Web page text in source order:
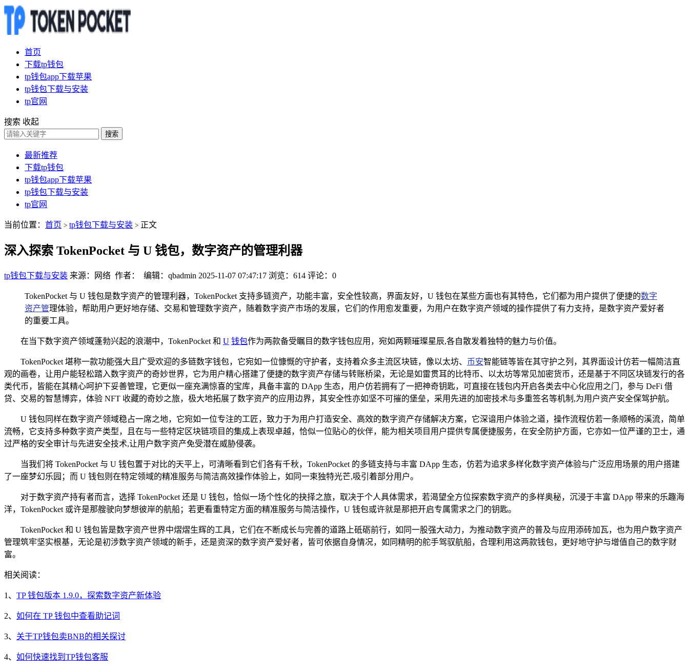
首页
下载tp钱包
tp钱包app下载苹果
tp钱包下载与安装
tp官网
搜索 收起
搜索
最新推荐
下载tp钱包
tp钱包app下载苹果
tp钱包下载与安装
tp官网
当前位置： 首页 > tp钱包下载与安装 > 正文
深入探索 TokenPocket 与 U 钱包，数字资产的管理利器
tp钱包下载与安装 来源：网络 作者： 编辑：qbadmin 2025-11-07 07:47:17 浏览：614 评论：0
TokenPocket 与 U 钱包是数字资产的管理利器，TokenPocket 支持多链资产，功能丰富，安全性较高，界面友好，U 钱包在某些方面也有其特色，它们都为用户提供了便捷的数字
资产管理体验，帮助用户更好地存储、交易和管理数字资产，随着数字资产市场的发展，它们的作用愈发重要，为用户在数字资产领域的操作提供了有力支持，是数字资产爱好者
的重要工具。
在当下数字资产领域蓬勃兴起的浪潮中，TokenPocket 和 U 钱包作为两款备受瞩目的数字钱包应用，宛如两颗璀璨星辰,各自散发着独特的魅力与价值。
TokenPocket 堪称一款功能强大且广受欢迎的多链数字钱包，它宛如一位慷慨的守护者，支持着众多主流区块链，像以太坊、 币安智能链等皆在其守护之列，其界面设计仿若一幅简洁直
观的画卷，让用户能轻松踏入数字资产的奇妙世界，它为用户精心搭建了便捷的数字资产存储与转账桥梁，无论是如雷贯耳的比特币、以太坊等常见加密货币，还是基于不同区块链发行的各
类代币，皆能在其精心呵护下妥善管理，它更似一座充满惊喜的宝库，具备丰富的 DApp 生态，用户仿若拥有了一把神奇钥匙，可直接在钱包内开启各类去中心化应用之门，参与 DeFi 借
贷、交易的智慧博弈，体验 NFT 收藏的奇妙之旅，极大地拓展了数字资产的应用边界，其安全性亦如坚不可摧的堡垒，采用先进的加密技术与多重签名等机制,为用户资产安全保驾护航。
U 钱包同样在数字资产领域稳占一席之地，它宛如一位专注的工匠，致力于为用户打造安全、高效的数字资产存储解决方案，它深谙用户体验之道，操作流程仿若一条顺畅的溪流，简单
流畅，它支持多种数字资产类型，且在与一些特定区块链项目的集成上表现卓越，恰似一位贴心的伙伴，能为相关项目用户提供专属便捷服务，在安全防护方面，它亦如一位严谨的卫士，通
过严格的安全审计与先进安全技术,让用户数字资产免受潜在威胁侵袭。
当我们将 TokenPocket 与 U 钱包置于对比的天平上，可清晰看到它们各有千秋，TokenPocket 的多链支持与丰富 DApp 生态，仿若为追求多样化数字资产体验与广泛应用场景的用户搭建
了一座梦幻乐园；而 U 钱包则在特定领域的精准服务与简洁高效操作体验上，如同一束独特光芒,吸引着部分用户。
对于数字资产持有者而言，选择 TokenPocket 还是 U 钱包，恰似一场个性化的抉择之旅，取决于个人具体需求，若渴望全方位探索数字资产的多样奥秘，沉浸于丰富 DApp 带来的乐趣海
洋，TokenPocket 或许是那艘驶向梦想彼岸的航船；若更看重特定方面的精准服务与简洁操作，U 钱包或许就是那把开启专属需求之门的钥匙。
TokenPocket 和 U 钱包皆是数字资产世界中熠熠生辉的工具，它们在不断成长与完善的道路上砥砺前行，如同一股强大动力，为推动数字资产的普及与应用添砖加瓦，也为用户数字资产
管理筑牢坚实根基，无论是初涉数字资产领域的新手，还是资深的数字资产爱好者，皆可依据自身情况，如同精明的舵手驾驭航船，合理利用这两款钱包，更好地守护与增值自己的数字财
富。
相关阅读：
1、 TP 钱包版本 1.9.0，探索数字资产新体验
2、 如何在 TP 钱包中查看助记词
3、 关于TP钱包卖BNB的相关探讨
4、 如何快速找到TP钱包客服